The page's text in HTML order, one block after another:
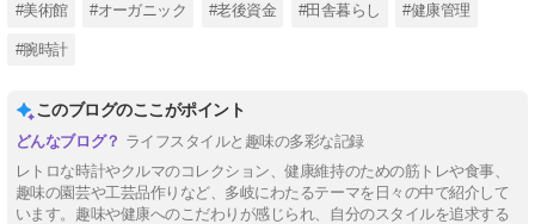
#美術館 #オーガニック #老後資金 #田舎暮らし #健康管理
#腕時計
このブログのここがポイント
ライフスタイルと趣味の多彩な記録
レトロな時計やクルマのコレクション、健康維持のための筋トレや食事、
趣味の園芸や工芸品作りなど、多岐にわたるテーマを日々の中で紹介して
います。趣味や健康へのこだわりが感じられ、自分のスタイルを追求する